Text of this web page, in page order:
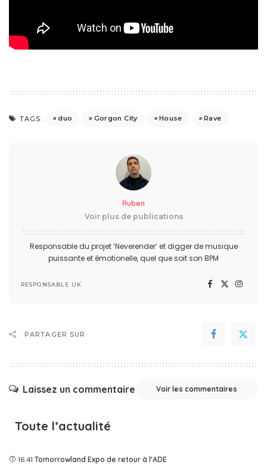
TAGS: duo Gorgon City House Rave
Ruben
Voir plus de publications
Responsable du projet ‘Neverender’ et digger de musique
puissante et émotionelle, quel que soit son BPM
RESPONSABLE UK
PARTAGER SUR
Laissez un commentaire Voir les commentaires
Toute l’actualité
16:41 Tomorrowland Expo de retour à l'ADE